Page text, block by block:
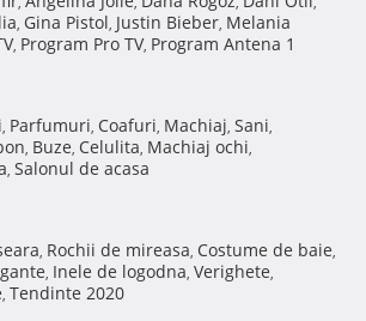
, Gina Pistol, Justin Bieber, Melania
, Program Pro TV, Program Antena 1
, Parfumuri, Coafuri, Machiaj, Sani,
, Buze, Celulita, Machiaj ochi,
, Salonul de acasa
, Rochii de mireasa, Costume de baie,
, Inele de logodna, Verighete,
, Tendinte 2020